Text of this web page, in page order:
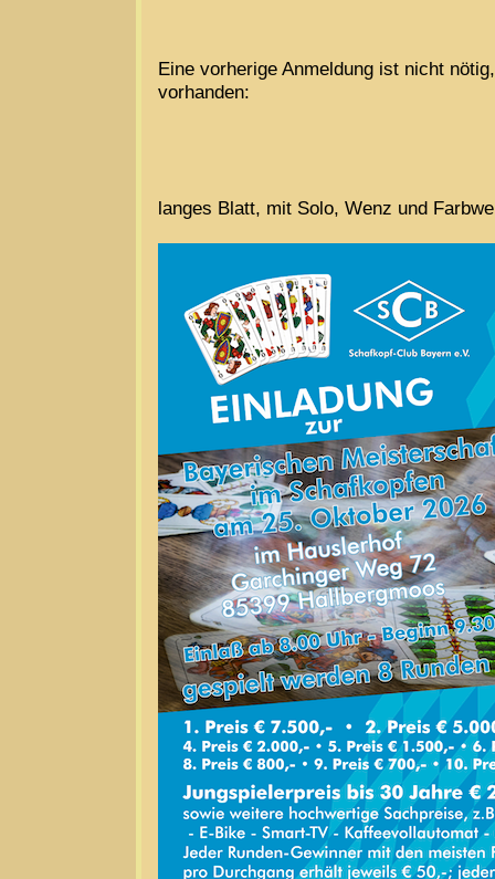
Eine vorherige Anmeldung ist nicht
vorhanden:
langes Blatt, mit Solo, Wenz und